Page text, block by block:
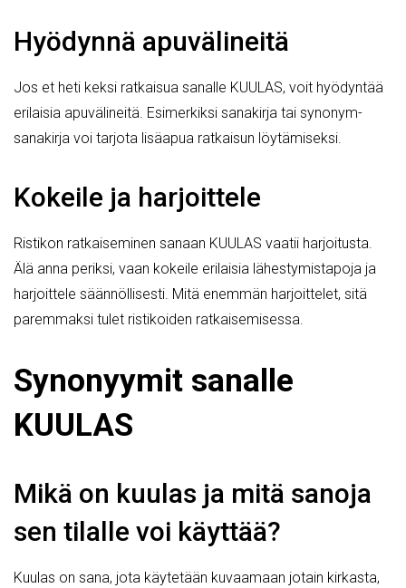
Hyödynnä apuvälineitä
Jos et heti keksi ratkaisua sanalle KUULAS, voit hyödyntää
erilaisia apuvälineitä. Esimerkiksi sanakirja tai synonym-
sanakirja voi tarjota lisäapua ratkaisun löytämiseksi.
Kokeile ja harjoittele
Ristikon ratkaiseminen sanaan KUULAS vaatii harjoitusta.
Älä anna periksi, vaan kokeile erilaisia lähestymistapoja ja
harjoittele säännöllisesti. Mitä enemmän harjoittelet, sitä
paremmaksi tulet ristikoiden ratkaisemisessa.
Synonyymit sanalle
KUULAS
Mikä on kuulas ja mitä sanoja
sen tilalle voi käyttää?
Kuulas on sana, jota käytetään kuvaamaan jotain kirkasta,